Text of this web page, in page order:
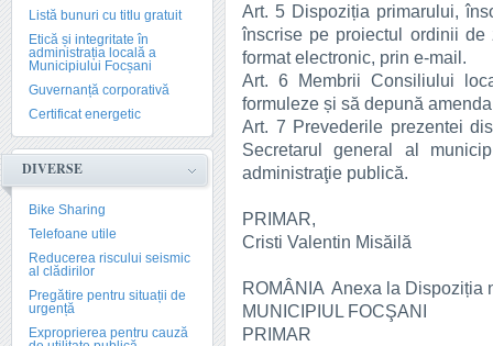
Listă bunuri cu titlu gratuit
Etică și integritate în
administrația locală a
Municipiului Focșani
Guvernanță corporativă
Certificat energetic
DIVERSE
Bike Sharing
Telefoane utile
Reducerea riscului seismic
al clădirilor
Pregătire pentru situații de
urgență
Exproprierea pentru cauză
Art. 5 Dispoziția primarului,
înscrise pe proiectul ordinii
format electronic, prin e-mail.
Art. 6 Membrii Consiliului
formuleze și să depună
Art. 7 Prevederile prezentei
Secretarul general al
administraţie publică.
PRIMAR,
Cristi Valentin Misăilă
ROMÂNIA Anexa la Dispoziția
MUNICIPIUL FOCŞANI
PRIMAR